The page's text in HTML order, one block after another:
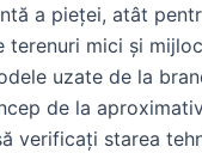
a pieței, atât
mici și
uzate de la
de la
verificați starea